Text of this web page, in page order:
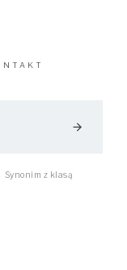
arrow_forward
Synonim z klasą